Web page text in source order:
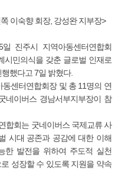
이숙향 회장, 강성완 지부장>
진주시 지역아동센터연합회
시민의식을 갖춘 글로벌 인재로
했다고 7일 밝혔다.
센터연합회장 및 총 11명의 연
네이버스 경남서부지부장이 참
합회는 굿네이버스 국제교류 사
시대 공존과 공감에 대한 이해
한 발전을 위하여 주도적 실천
성장할 수 있도록 지원을 약속